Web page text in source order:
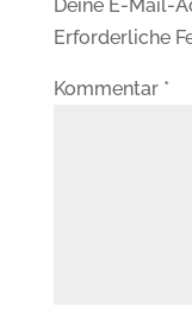
Deine E-Mail-
Erforderliche
Kommentar *